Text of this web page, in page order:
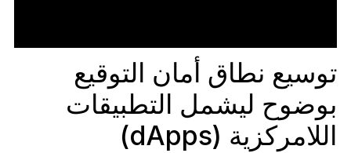
توسيع نطاق أمان التوقيع
بوضوح ليشمل التطبيقات
اللامركزية (dApps)